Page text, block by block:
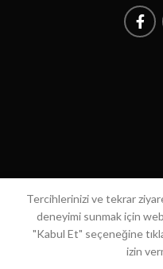
Tercihlerinizi ve tekrar
deneyimi sunmak için
"Kabul Et" seçeneğine
izin